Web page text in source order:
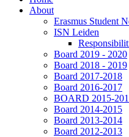
About
Erasmus Student
ISN Leiden
Board 2019 - 2020
Board 2018 - 2019
Board 2017-2018
Board 2016-2017
BOARD 2015-
Board 2014-2015
Board 2013-2014
Board 2012-2013